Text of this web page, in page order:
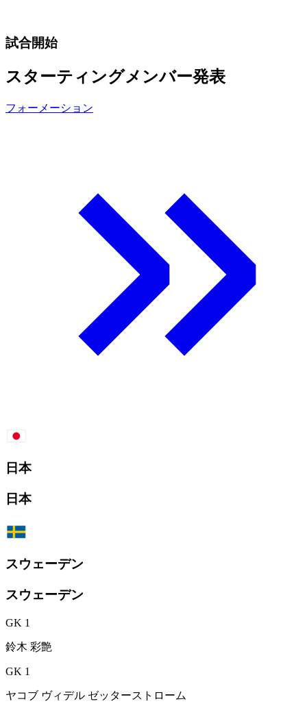
試合開始
スターティングメンバー発表
フォーメーション
日本
日本
スウェーデン
スウェーデン
GK 1
鈴木 彩艶
GK 1
ヤコブ ヴィデル ゼッターストローム